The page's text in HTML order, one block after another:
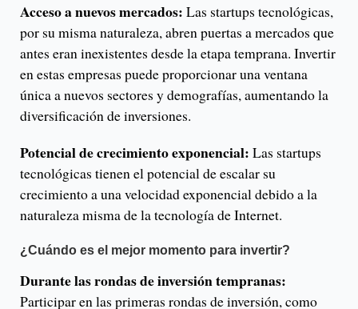
Acceso a nuevos mercados: Las startups tecnológicas,
por su misma naturaleza, abren puertas a mercados que
antes eran inexistentes desde la etapa temprana. Invertir
en estas empresas puede proporcionar una ventana
única a nuevos sectores y demografías, aumentando la
diversificación de inversiones.
Potencial de crecimiento exponencial: Las startups
tecnológicas tienen el potencial de escalar su
crecimiento a una velocidad exponencial debido a la
naturaleza misma de la tecnología de Internet.
¿Cuándo es el mejor momento para invertir?
Durante las rondas de inversión tempranas:
Participar en las primeras rondas de inversión, como